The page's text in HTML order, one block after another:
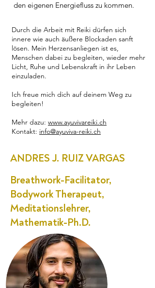
den eigenen Energiefluss zu kommen.
Durch die Arbeit mit Reiki dürfen sich
innere wie auch äußere Blockaden sanft
lösen. Mein Herzensanliegen ist es,
Menschen dabei zu begleiten, wieder mehr
Licht, Ruhe und Lebenskraft in ihr Leben
einzuladen.
Ich freue mich dich auf deinem Weg zu
begleiten!
Mehr dazu: www.ayuvivareiki.ch
Kontakt: info@ayuviva-reiki.ch
ANDRES J. RUIZ VARGAS
Breathwork-Facilitator,
Bodywork Therapeut,
Meditationslehrer,
Mathematik-Ph.D.